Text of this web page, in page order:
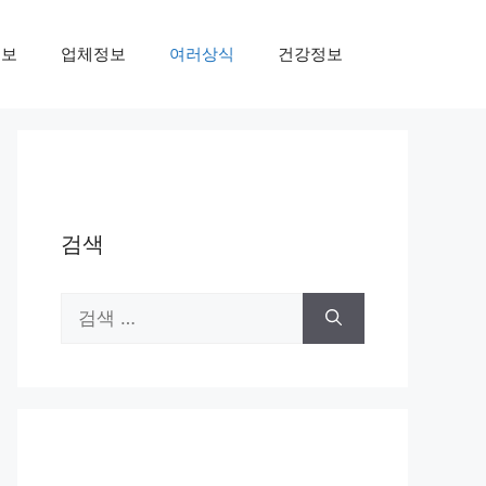
업체정보 여러상식 건강정보
검색
색: